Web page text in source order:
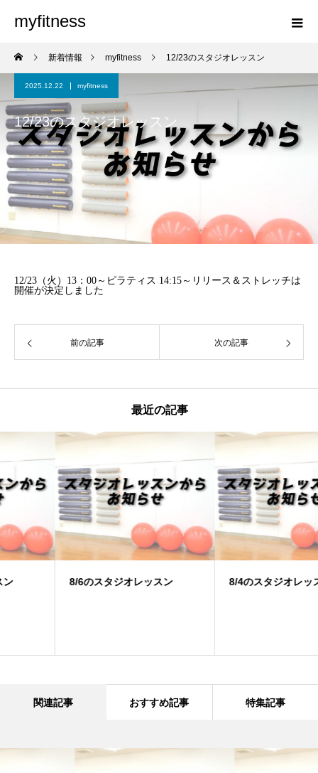
myfitness
新着情報 myfitness 12/23のスタジオレッスン
2025.12.22 myfitness
12/23のスタジオレッスン
12/23（火）13：00～ピラティス 14:15～リリース＆ストレッチは
開催が決定しました
前の記事 次の記事
最近の記事
8/6のスタジオレッスン 8/4のスタジオレッスン
関連記事 おすすめ記事 特集記事